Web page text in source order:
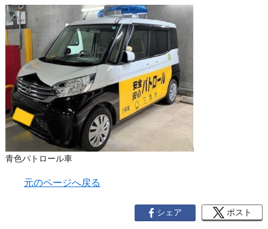
青色パトロール車
元のページへ戻る
シェア ポスト